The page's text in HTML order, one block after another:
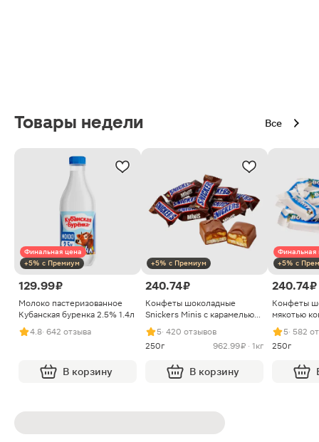
Товары недели Все
Финальная цена
+5% с Премиум
129.99 ₽
Молоко пастеризованное
Кубанская буренка 2.5% 1.4л
4.8· 642 отзыва
В корзину
+5% с Премиум
240.74 ₽
Конфеты шоколадные
Snickers Minis с карамелью
арахисом и нугой
5· 420 отзывов
250г
962.99 ₽ · 1кг
В корзину
Финальная
+5% с
240.74 ₽
Конфеты
мякотью
5· 582
250г